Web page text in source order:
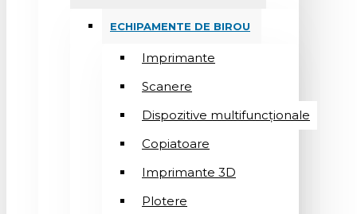
ECHIPAMENTE DE BIROU
Imprimante
Scanere
Dispozitive multifuncționale
Copiatoare
Imprimante 3D
Plotere